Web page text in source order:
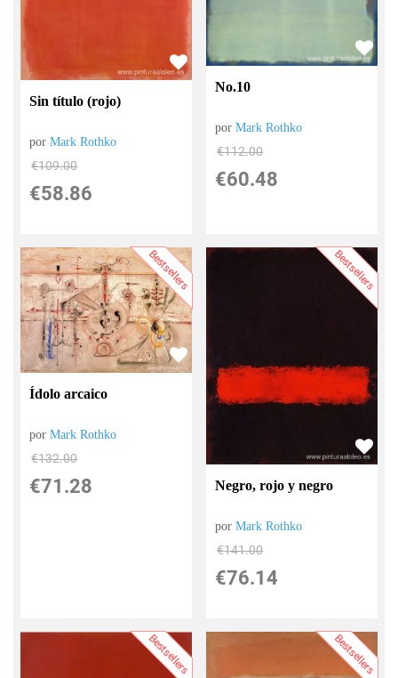
Sin título (rojo)
porMark Rothko
€109.00
€58.86
No.10
porMark Rothko
€112.00
€60.48
Bestsellers
Ídolo arcaico
porMark Rothko
€132.00
€71.28
Bestsellers
Negro, rojo y negro
porMark Rothko
€141.00
€76.14
Bestsellers Bestsellers